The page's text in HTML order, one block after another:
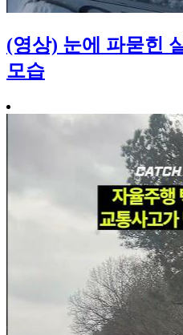
(영상) 눈에 파묻힌
모습